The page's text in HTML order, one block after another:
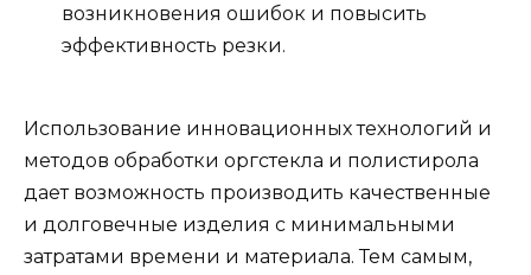
возникновения ошибок и повысить
эффективность резки.
Использование инновационных технологий и
методов обработки оргстекла и полистирола
дает возможность производить качественные
и долговечные изделия с минимальными
затратами времени и материала. Тем самым,